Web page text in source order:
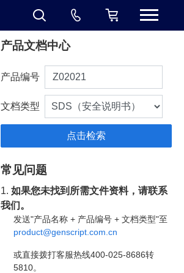
产品文档中心
产品编号
文档类型
常见问题
1.如果您未找到所需文件资料，请联系
我们。
发送"产品名称 + 产品编号 + 文档类型"至
product@genscript.com.cn
或直接拨打客服热线400-025-8686转
5810。